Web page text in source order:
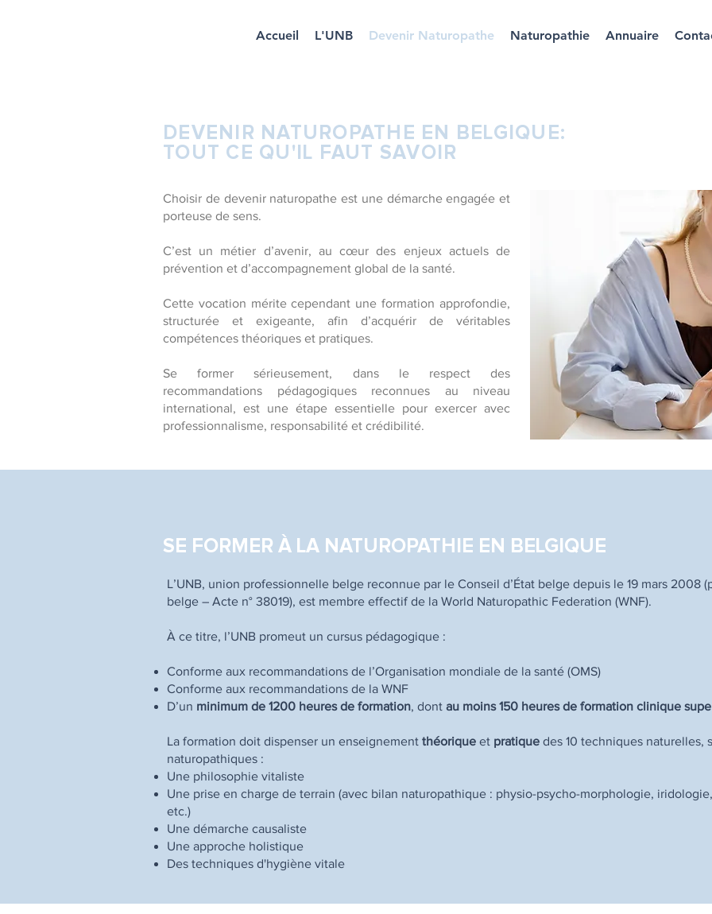
Accueil L'UNB Devenir Naturopathe Naturopathie Annuaire
DEVENIR NATUROPATHE EN BELGIQUE:
TOUT CE QU'IL FAUT SAVOIR
Choisir de devenir naturopathe est une démarche engagée et
porteuse de sens.
C’est un métier d’avenir, au cœur des enjeux actuels de
prévention et d’accompagnement global de la santé.
Cette vocation mérite cependant une formation approfondie,
structurée et exigeante, afin d’acquérir de véritables
compétences théoriques et pratiques.
Se former sérieusement, dans le respect des
recommandations pédagogiques reconnues au niveau
international, est une étape essentielle pour exercer avec
professionnalisme, responsabilité et crédibilité.
SE FORMER À LA NATUROPATHIE EN BELGIQUE
L’UNB, union professionnelle belge reconnue par le Conseil d’État belge depuis le 19 mars 2008
belge – Acte n° 38019), est membre effectif de la World Naturopathic Federation (WNF).
À ce titre, l’UNB promeut un cursus pédagogique :
Conforme aux recommandations de l’Organisation mondiale de la santé (OMS)
Conforme aux recommandations de la WNF
D’un minimum de 1200 heures de formation, dont au moins 150 heures de formation clinique
La formation doit dispenser un enseignement théorique et pratique des 10 techniques naturelles,
naturopathiques :
Une philosophie vitaliste
Une prise en charge de terrain (avec bilan naturopathique : physio-psycho-morphologie,
etc.)
Une démarche causaliste
Une approche holistique
Des techniques d'hygiène vitale